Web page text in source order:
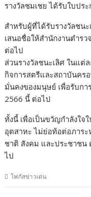
รางวัลชมเชย ได้รับใบปร
สำหรับผู้ที่ได้รับรางวัลชนะ
เสนอชื่อให้สำนักงานตำร
ต่อไป
ส่วนรางวัลชนะเลิศ ในแต่
กิจการสตรีและสถาบันคร
มั่นคงของมนุษย์ เพื่อรับกา
2566 นี้ ต่อไป
ทั้งนี้ เพื่อเป็นขวัญกำลังใจ
อุตสาหะ ไม่ย่อท้อต่อภาร
ชาติ สังคม และประชาช
ไป
โฟกัสข่าวเด่น